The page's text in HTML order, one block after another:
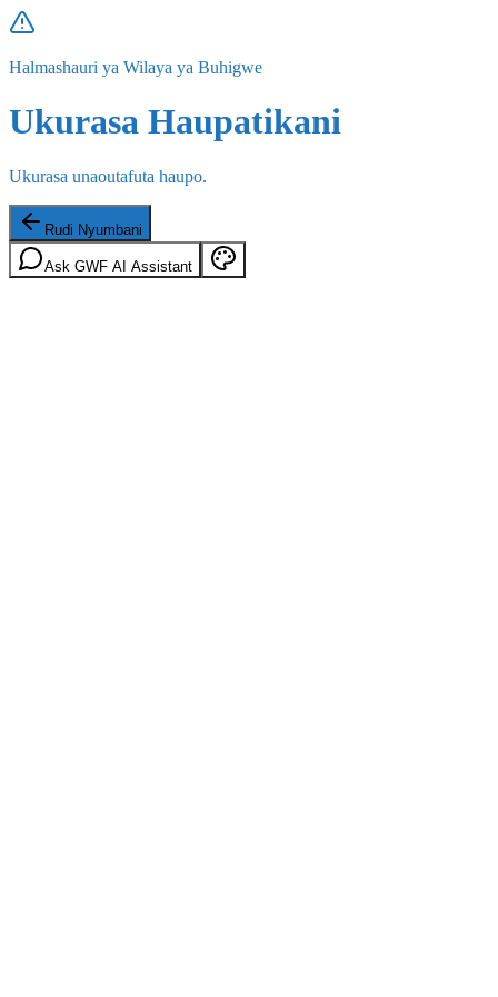
Halmashauri ya Wilaya ya Buhigwe
Ukurasa Haupatikani
Ukurasa unaoutafuta haupo.
Rudi Nyumbani
Ask GWF AI Assistant